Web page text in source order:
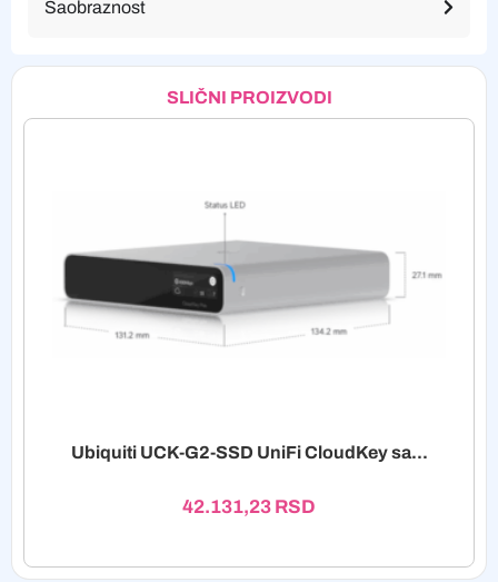
Saobraznost
SLIČNI PROIZVODI
Ubiquiti UCK-G2-SSD UniFi CloudKey sa...
42.131,23 RSD